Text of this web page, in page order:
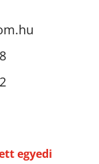
egyedi